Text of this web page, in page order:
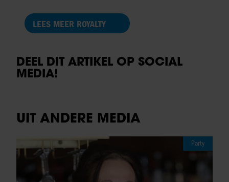
LEES MEER ROYALTY
DEEL DIT ARTIKEL OP SOCIAL
MEDIA!
UIT ANDERE MEDIA
Party